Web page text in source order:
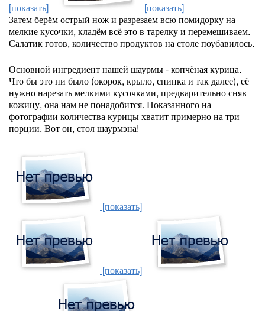
[показать]
[показать]
Затем берём острый нож и разрезаем всю помидорку на
мелкие кусочки, кладём всё это в тарелку и перемешиваем.
Салатик готов, количество продуктов на столе поубавилось.
Основной ингредиент нашей шаурмы - копчёная курица.
Что бы это ни было (окорок, крыло, спинка и так далее), её
нужно нарезать мелкими кусочками, предварительно сняв
кожицу, она нам не понадобится. Показанного на
фотографии количества курицы хватит примерно на три
порции. Вот он, стол шаурмэна!
[показать]
[показать]